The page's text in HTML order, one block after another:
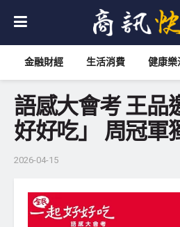
金融財經 生活消費 健康樂
語感大會考 王品
好好吃」 周冠軍
2026-04-15